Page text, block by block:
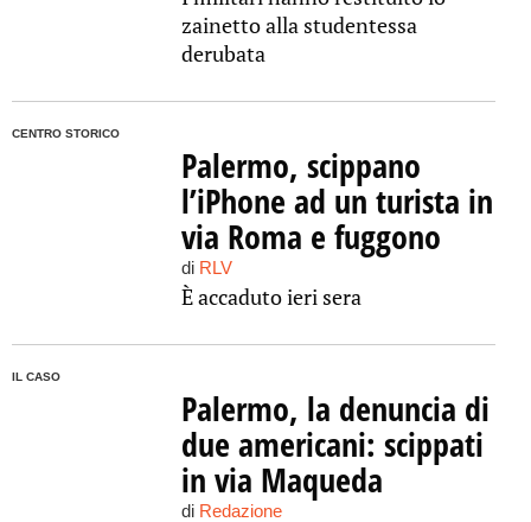
zainetto alla studentessa
derubata
CENTRO STORICO
Palermo, scippano
l’iPhone ad un turista in
via Roma e fuggono
di RLV
È accaduto ieri sera
IL CASO
Palermo, la denuncia di
due americani: scippati
in via Maqueda
di Redazione